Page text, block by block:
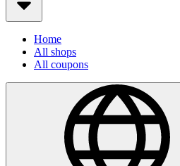
Home
All shops
All coupons